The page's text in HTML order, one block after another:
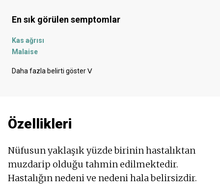
En sık görülen semptomlar
Kas ağrısı
Malaise
Göğüs ağrısı
Ayak ağrısı
Gözde ağrı
Omuza vuran ağrı
Kasıklara vuran ağrı
Sırt ağrısı
Daha fazla belirti gösterᐯ
Özellikleri
Nüfusun yaklaşık yüzde birinin hastalıktan
muzdarip olduğu tahmin edilmektedir.
Hastalığın nedeni ve nedeni hala belirsizdir.